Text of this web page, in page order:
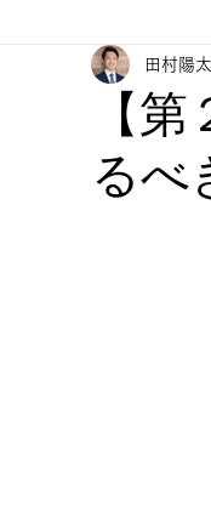
【
るべ
田村陽太